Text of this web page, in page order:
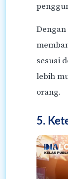
sesuai
lebih
orang.
5.